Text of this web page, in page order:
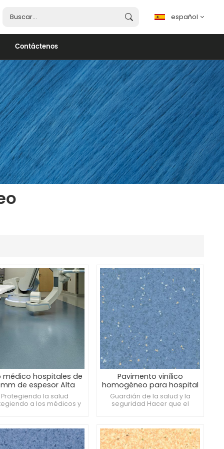
español
español
English
français
português
العربية
Contáctenos
médico hospitales de
de espesor Alta
y propiedades
antimicrobianas
Protegiendo la salud
a los médicos y
Pavimento vinílico
homogéneo para hospital
2mm antibacteriano
resistente a ácidos y
Guardián de la salud y la
seguridad Hacer que el